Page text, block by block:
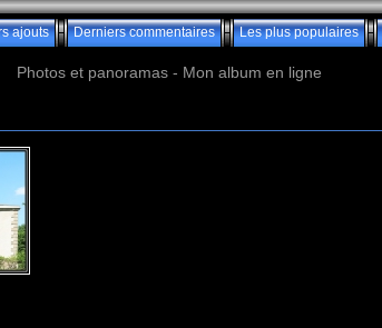
ajouts Derniers commentaires Les plus populaires
Photos et panoramas - Mon album en ligne